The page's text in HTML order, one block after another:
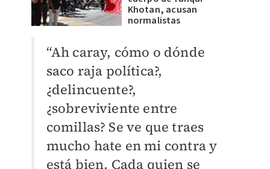
Khotan, acusan
normalistas
“Ah caray, cómo o dónde
saco raja política?,
¿delincuente?,
¿sobreviviente entre
comillas? Se ve que traes
mucho hate en mi contra y
está bien. Cada quien se